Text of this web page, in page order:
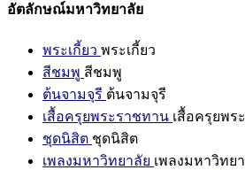
อัตลักษณ์มหาวิทยาลัย
พระเกี้ยว พระเกี้ยว
สีชมพู สีชมพู
ต้นจามจุรี ต้นจามจุรี
เสื้อครุยพระราชทาน เสื้อครุยพร
ชุดนิสิต ชุดนิสิต
เพลงมหาวิทยาลัย เพลงมหาวิทย